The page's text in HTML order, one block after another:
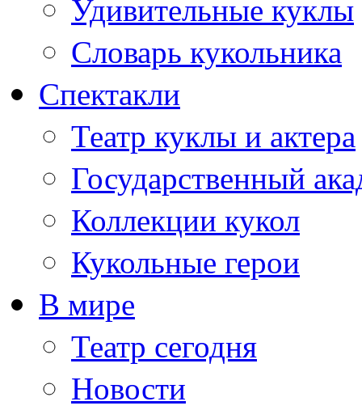
Удивительные куклы
Словарь кукольника
Спектакли
Театр куклы и актера
Государственный
Коллекции кукол
Кукольные герои
В мире
Театр сегодня
Новости